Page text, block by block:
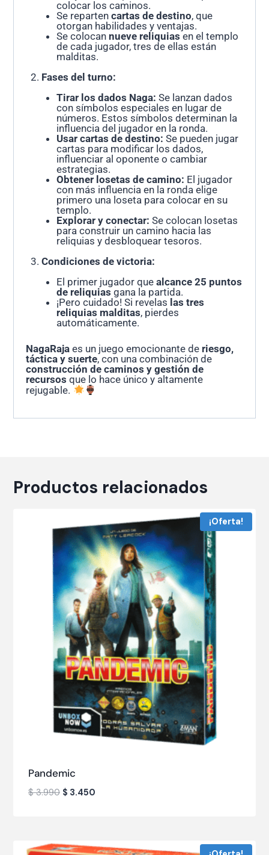
colocar los caminos.
Se repartencartas de destino, que
otorgan habilidades y ventajas.
Se colocannueve reliquias en el templo
de cada jugador, tres de ellas están
malditas.
Fases del turno:
Tirar los dados Naga: Se lanzan dados
con símbolos especiales en lugar de
números. Estos símbolos determinan la
influencia del jugador en la ronda.
Usar cartas de destino: Se pueden jugar
cartas para modificar los dados,
influenciar al oponente o cambiar
estrategias.
Obtener losetas de camino: El jugador
con más influencia en la ronda elige
primero una loseta para colocar en su
templo.
Explorar y conectar: Se colocan losetas
para construir un camino hacia las
reliquias y desbloquear tesoros.
Condiciones de victoria:
El primer jugador quealcance 25 puntos
de reliquias gana la partida.
¡Pero cuidado! Si revelas las tres
reliquias malditas, pierdes
automáticamente.
NagaRaja es un juego emocionante de riesgo,
táctica y suerte, con una combinación de
construcción de caminos y gestión de
recursos que lo hace único y altamente
rejugable.
Productos relacionados
¡Oferta!
Pandemic
$3.990 $ 3.450